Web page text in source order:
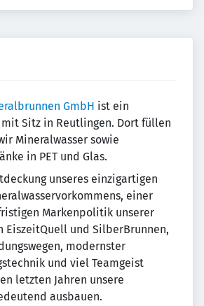
GmbH ist ein
Sitz in Reutlingen. Dort füllen
Mineralwasser sowie
in PET und Glas.
unseres einzigartigen
einer
Markenpolitik unserer
EiszeitQuell und SilberBrunnen,
modernster
und viel Teamgeist
letzten Jahren unsere
ausbauen.